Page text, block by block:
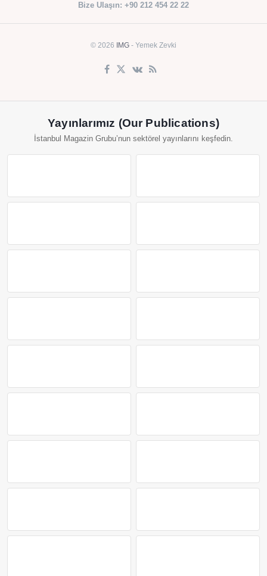
Bize Ulaşın: +90 212 454 22 22
© 2026 IMG - Yemek Zevki
Yayınlarımız (Our Publications)
İstanbul Magazin Grubu’nun sektörel yayınlarını keşfedin.